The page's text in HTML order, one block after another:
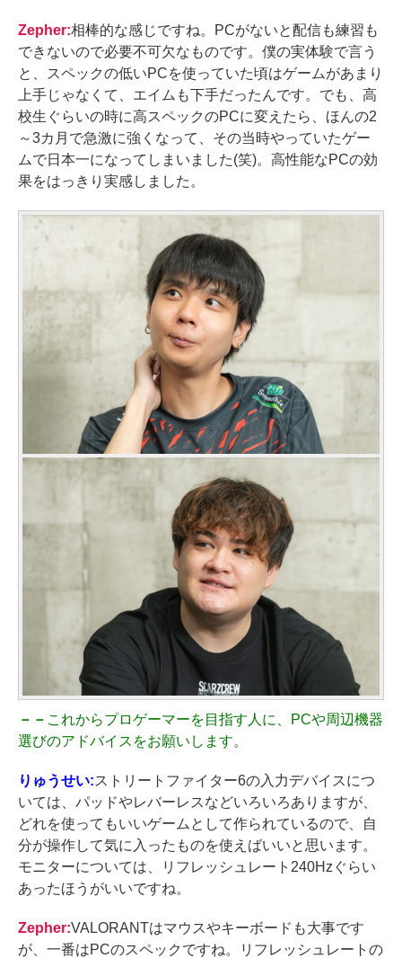
Zepher:相棒的な感じですね。PCがないと配信も練習も
できないので必要不可欠なものです。僕の実体験で言う
と、スペックの低いPCを使っていた頃はゲームがあまり
上手じゃなくて、エイムも下手だったんです。でも、高
校生ぐらいの時に高スペックのPCに変えたら、ほんの2
～3カ月で急激に強くなって、その当時やっていたゲー
ムで日本一になってしまいました(笑)。高性能なPCの効
果をはっきり実感しました。
－－ これからプロゲーマーを目指す人に、PCや周辺機器
選びのアドバイスをお願いします。
りゅうせい:ストリートファイター6の入力デバイスにつ
いては、パッドやレバーレスなどいろいろありますが、
どれを使ってもいいゲームとして作られているので、自
分が操作して気に入ったものを使えばいいと思います。
モニターについては、リフレッシュレート240Hzぐらい
あったほうがいいですね。
Zepher:VALORANTはマウスやキーボードも大事です
が、一番はPCのスペックですね。リフレッシュレートの